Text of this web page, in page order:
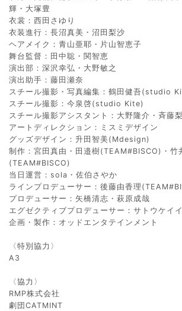
輝・大塚豊
衣裳：西田さゆり
衣装進行：長沼真美・沼田梨沙
ヘアメイク：青山亜耶・片山智恵子
舞台監督：田中聡・関智恵
演出部：深沢幸弘・大野敏之
演出助手：藤田瀬奈
スチール撮影・写真編集：鶴田健吾(studio
スチール撮影：今泉啓(studio Kite)
スチール撮影アシスタント：大野隆介・斉藤
アートディレクション：ミスミデザイン
グッズデザイン：升田智美(Mdesign)
制作：宮田真由・田邉樹(TEAM#BISCO)・竹
(TEAM#BISCO)
当日運営：sola・佐伯さやか
ラインプロデューサー：後藤由香理
プロデューサー：矢橋清志・萩原成哉
エグゼクティブプロデューサー：サトウケイ
企画・製作：オッドエンタテインメント
〈特別協力〉
A3
〈協力〉
RMP株式会社
劇団CATMINT